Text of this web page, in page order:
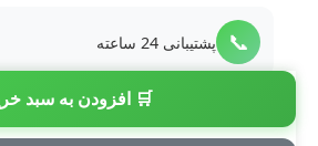
🛒 افزودن به سبد
📞 پشتیبانی 24 ساعته
💳 پرداخت امن